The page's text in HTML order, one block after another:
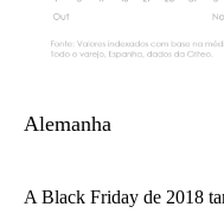
Alemanha
A Black Friday de 2018